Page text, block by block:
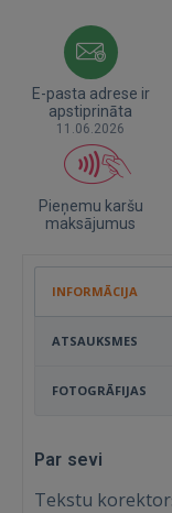
E-pasta adrese ir
apstiprināta
11.06.2026
Pieņemu karšu
maksājumus
INFORMĀCIJA
ATSAUKSMES
FOTOGRĀFIJAS
Par sevi
Tekstu